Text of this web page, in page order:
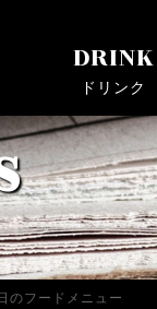
DRINK
ドリンク
のフードメニュー